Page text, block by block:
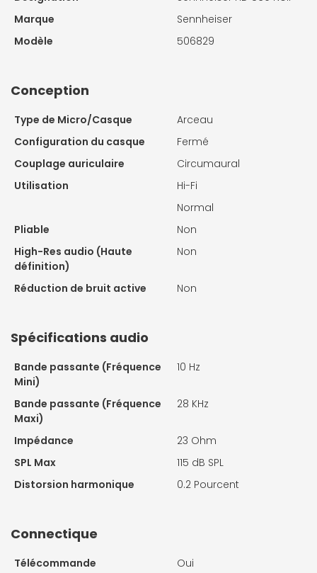
Marque
Sennheiser
Modèle
506829
Conception
Type de Micro/Casque
Arceau
Configuration du casque
Fermé
Couplage auriculaire
Circumaural
Utilisation
Hi-Fi
Normal
Pliable
Non
High-Res audio (Haute
définition)
Non
Réduction de bruit active Non
Spécifications audio
Bande passante (Fréquence
Mini)
10 Hz
Bande passante (Fréquence
Maxi)
28 KHz
Impédance
23 Ohm
SPL Max
115 dB SPL
Distorsion harmonique
0.2 Pourcent
Connectique
Télécommande
Oui